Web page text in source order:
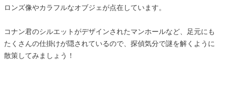
ロンズ像やカラフルなオブジェが点在しています。
コナン君のシルエットがデザインされたマンホールなど、足元にも
たくさんの仕掛けが隠されているので、探偵気分で謎を解くように
散策してみましょう！